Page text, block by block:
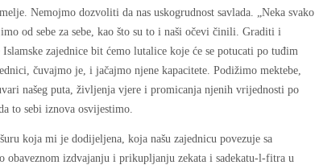
Nemojmo dozvoliti da nas uskogrudnost savlada. „Neka svako
od sebe za sebe, kao što su to i naši očevi činili. Graditi i
zajednice bit ćemo lutalice koje će se potucati po tuđim
čuvajmo je, i jačajmo njene kapacitete. Podižimo mektebe,
našeg puta, življenja vjere i promicanja njenih vrijednosti po
to sebi iznova osvijestimo.
koja mi je dodijeljena, koja našu zajednicu povezuje sa
izdvajanju i prikupljanju zekata i sadekatu-l-fitra u